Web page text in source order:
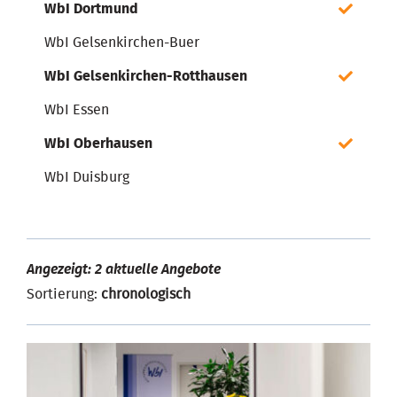
WbI Dortmund
WbI Gelsenkirchen-Buer
WbI Gelsenkirchen-Rotthausen
WbI Essen
WbI Oberhausen
WbI Duisburg
Angezeigt: 2 aktuelle Angebote
Sortierung: chronologisch